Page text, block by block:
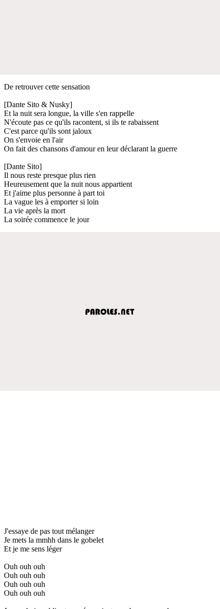
De retrouver cette sensation
[Dante Sito & Nusky]
Et la nuit sera longue, la ville s'en rappelle
N'écoute pas ce qu'ils racontent, si ils te rabaissent
C'est parce qu'ils sont jaloux
On s'envoie en l'air
On fait des chansons d'amour en leur déclarant la guerre
[Dante Sito]
Il nous reste presque plus rien
Heureusement que la nuit nous appartient
Et j'aime plus personne à part toi
La vague les à emporter si loin
La vie après la mort
La soirée commence le jour
J'essaye de pas tout mélanger
Je mets la mmhh dans le gobelet
Et je me sens léger
Ouh ouh ouh
Ouh ouh ouh
Ouh ouh ouh
Ouh ouh ouh